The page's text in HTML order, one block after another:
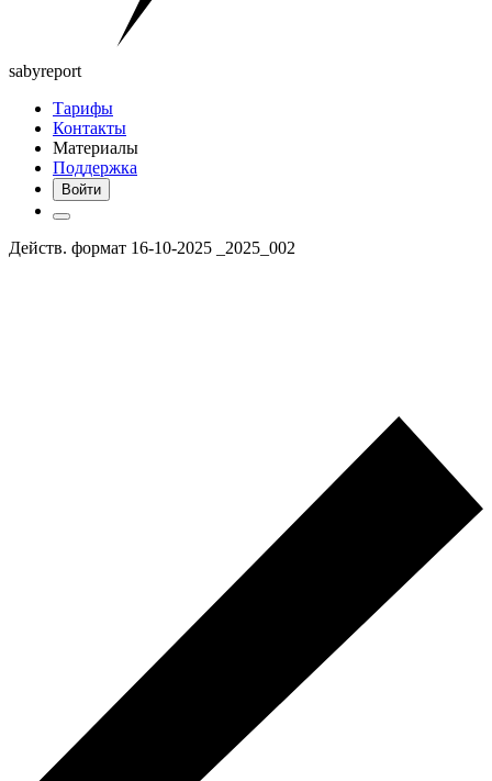
sabyreport
Тарифы
Контакты
Материалы
Поддержка
Войти
Действ. формат 16-10-2025 _2025_002